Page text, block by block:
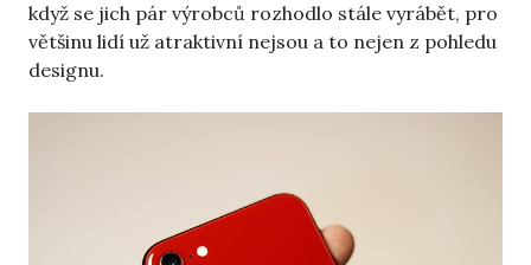
když se jich pár výrobců rozhodlo stále vyrábět, pro
většinu lidí už atraktivní nejsou a to nejen z pohledu
designu.